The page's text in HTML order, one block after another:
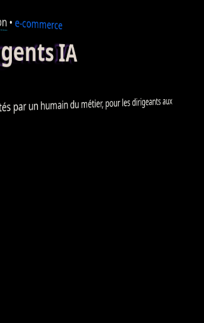
•e-commerceIA
du métier, pour les dirigeants aux